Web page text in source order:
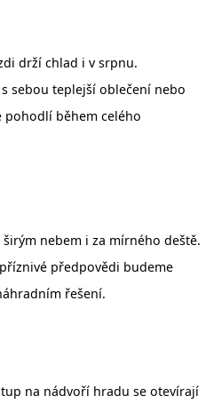
drží chlad i v srpnu.
sebou teplejší oblečení nebo
pohodlí během celého
nebem i za mírného deště.
předpovědi budeme
řešení.
na nádvoří hradu se otevírají